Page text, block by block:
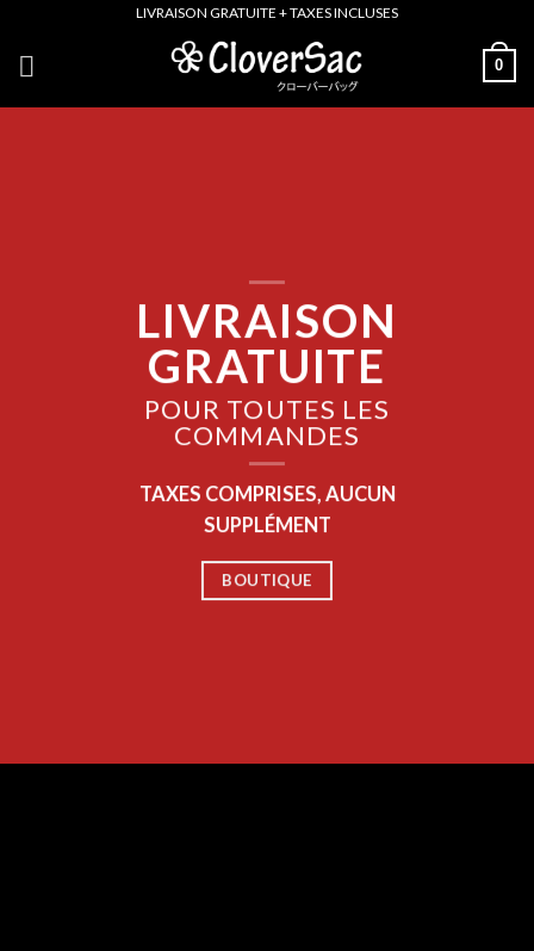
content
LIVRAISON GRATUITE + TAXES INCLUSES
0
LIVRAISON
GRATUITE
POUR TOUTES LES
COMMANDES
TAXES COMPRISES, AUCUN
SUPPLÉMENT
BOUTIQUE